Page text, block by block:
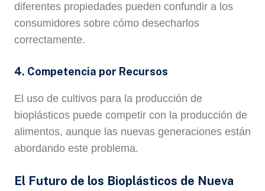
diferentes propiedades pueden confundir a los
consumidores sobre cómo desecharlos
correctamente.
4. Competencia por Recursos
El uso de cultivos para la producción de
bioplásticos puede competir con la producción de
alimentos, aunque las nuevas generaciones están
abordando este problema.
El Futuro de los Bioplásticos de Nueva